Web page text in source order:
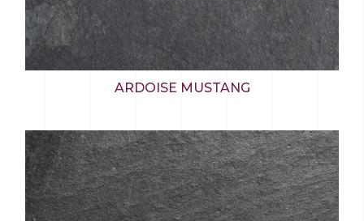
ARDOISE MUSTANG